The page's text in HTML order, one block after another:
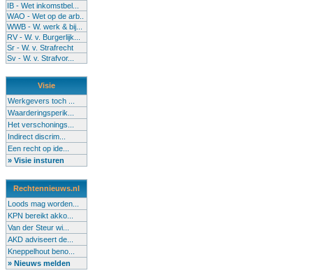
IB - Wet inkomstbel...
WAO - Wet op de arb..
WWB - W. werk & bij...
RV - W. v. Burgerlijk...
Sr - W. v. Strafrecht
Sv - W. v. Strafvor...
Visie
Werkgevers toch ...
Waarderingsperik...
Het verschonings...
Indirect discrim...
Een recht op ide...
» Visie insturen
Rechtennieuws.nl
Loods mag worden...
KPN bereikt akko...
Van der Steur wi...
AKD adviseert de...
Kneppelhout beno...
» Nieuws melden